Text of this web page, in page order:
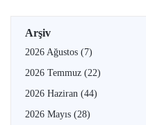
Arşiv
2026 Ağustos (7)
2026 Temmuz (22)
2026 Haziran (44)
2026 Mayıs (28)